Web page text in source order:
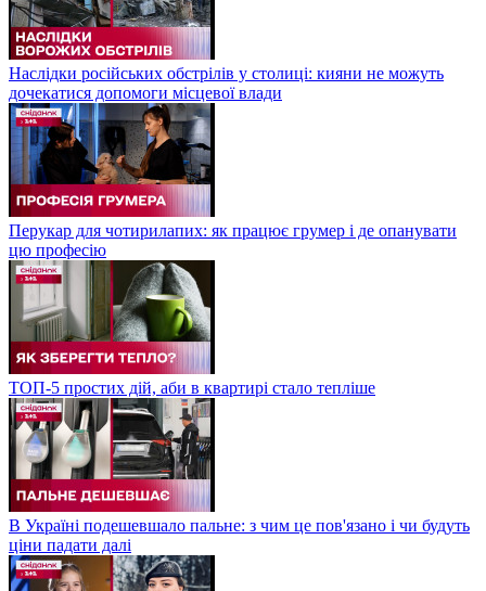
Наслідки російських обстрілів у столиці: кияни не можуть
дочекатися допомоги місцевої влади
Перукар для чотирилапих: як працює грумер і де опанувати
цю професію
ТОП-5 простих дій, аби в квартирі стало тепліше
В Україні подешевшало пальне: з чим це пов'язано і чи будуть
ціни падати далі